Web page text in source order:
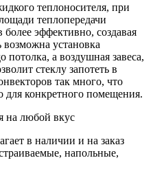
теплоносителя, при
теплопередачи
эффективно, создавая
возможна установка
потолка, а воздушная завеса,
стеклу запотеть в
так много, что
для конкретного помещения.
на любой вкус
в наличии и на заказ
напольные,